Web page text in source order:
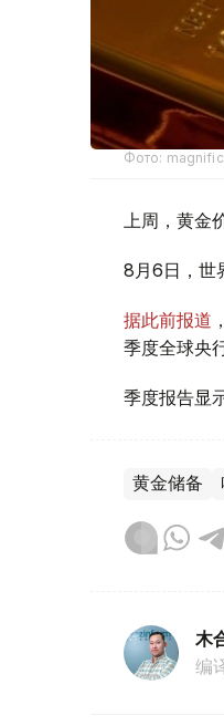
Фото:
上周，黄金
8月6日，世
据此前报道
季度全球央
季度报告显
黄金储备
木
编